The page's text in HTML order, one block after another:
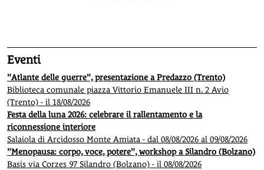
Eventi
"Atlante delle guerre", presentazione a Predazzo (Trento)
Biblioteca comunale piazza Vittorio Emanuele III n. 2 Avio
(Trento) - il 18/08/2026
Festa della luna 2026: celebrare il rallentamento e la
riconnessione interiore
Salaiola di Arcidosso Monte Amiata - dal 08/08/2026 al 09/08/2026
"Menopausa: corpo, voce, potere", workshop a Silandro (Bolzano)
Basis via Corzes 97 Silandro (Bolzano) - il 08/08/2026